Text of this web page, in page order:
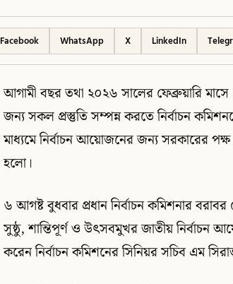
Facebook WhatsApp X LinkedIn
আগামী বছর তথা ২০২৬ সালের ফেব্রুয়ারি
জন্য সকল প্রস্তুতি সম্পন্ন করতে নির্বাচন
মাধ্যমে নির্বাচন আয়োজনের জন্য সরকারের
হলো।
৬ আগষ্ট বুধবার প্রধান নির্বাচন কমিশনার
সুষ্ঠু, শান্তিপূর্ণ ও উৎসবমুখর জাতীয় নির্বাচন
করেন নির্বাচন কমিশনের সিনিয়র সচিব এম